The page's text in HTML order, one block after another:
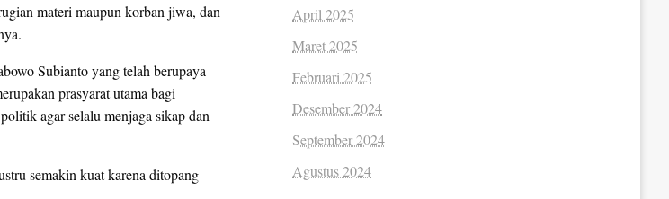
materi maupun korban jiwa, dan
Subianto yang telah berupaya
prasyarat utama bagi
agar selalu menjaga sikap dan
semakin kuat karena ditopang
April 2025
Maret 2025
Februari 2025
Desember 2024
September 2024
Agustus 2024